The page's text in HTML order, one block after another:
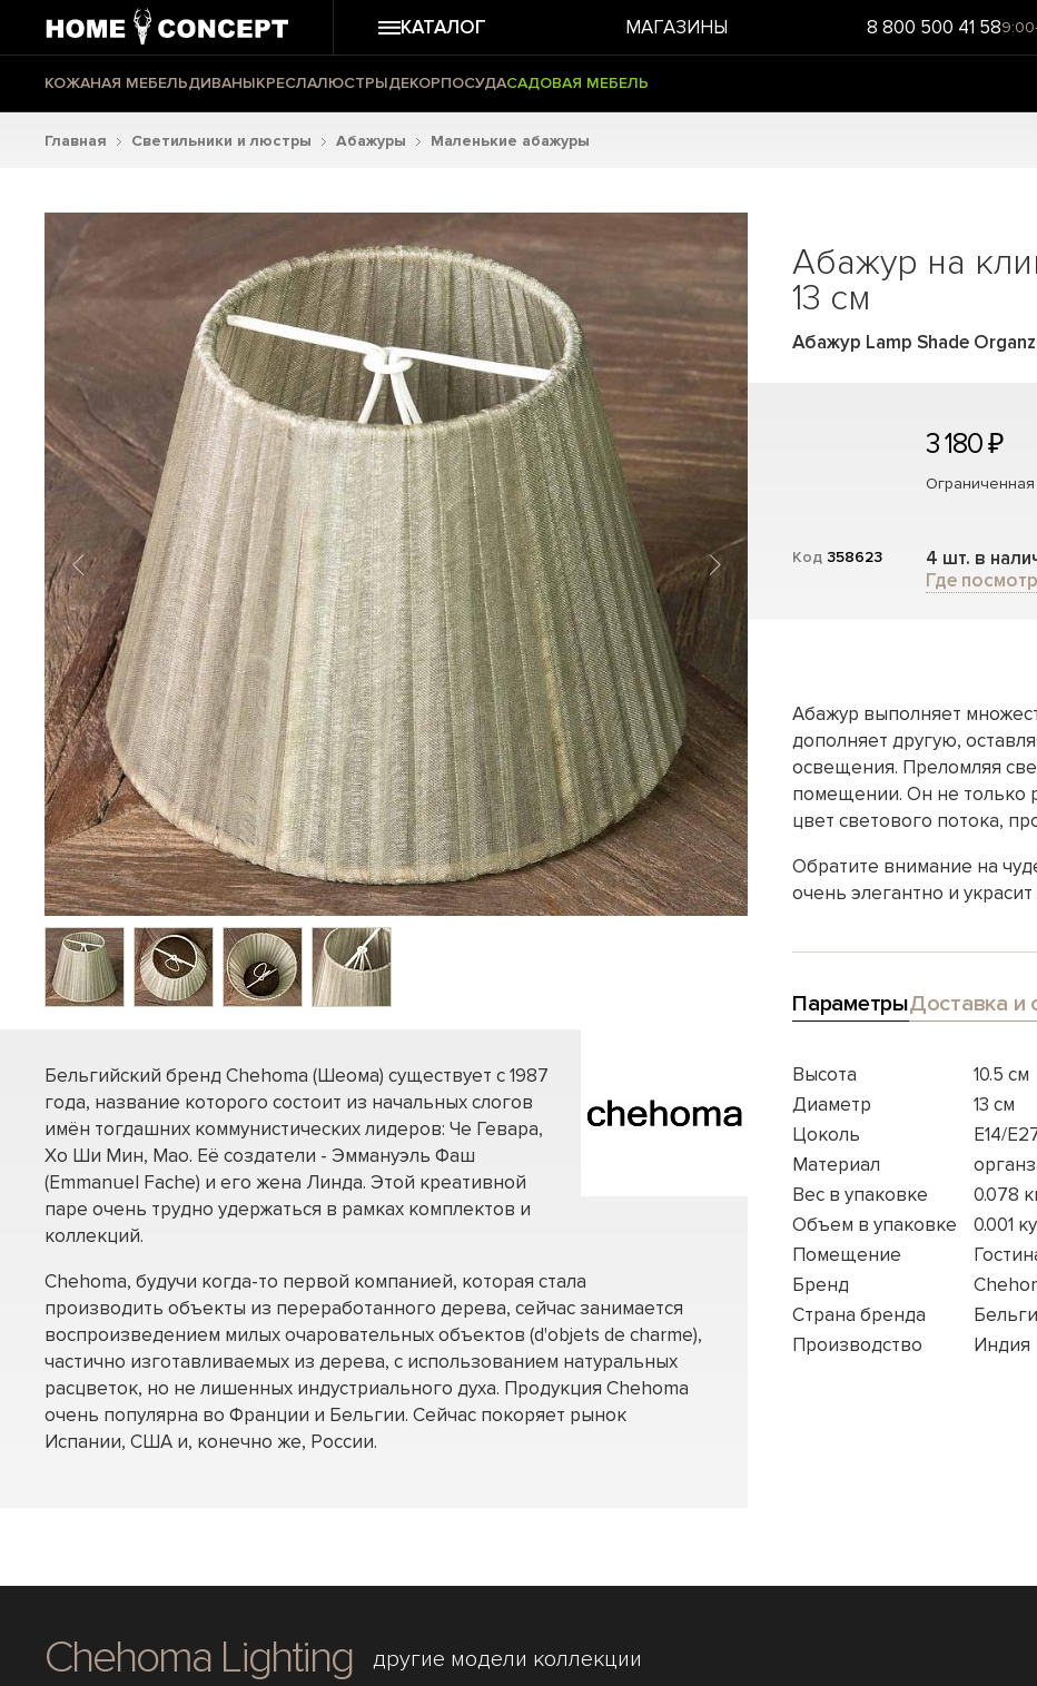
КАТАЛОГ МАГАЗИНЫ 8 800 500 41 58
КОЖАНАЯ МЕБЕЛЬДИВАНЫКРЕСЛАЛЮСТРЫДЕКОРПОСУДАСАДОВАЯ МЕБЕЛЬ
Главная Светильники и люстры Абажуры Маленькие абажуры
Бельгийский бренд Chehoma (Шеома) существует с 1987
года, название которого состоит из начальных слогов
имён тогдашних коммунистических лидеров: Че Гевара,
Хо Ши Мин, Мао. Её создатели - Эммануэль Фаш
(Emmanuel Fache) и его жена Линда. Этой креативной
паре очень трудно удержаться в рамках комплектов и
коллекций.
Chehoma, будучи когда-то первой компанией, которая стала
производить объекты из переработанного дерева, сейчас занимается
воспроизведением милых очаровательных объектов (d'objets de charme),
частично изготавливаемых из дерева, с использованием натуральных
расцветок, но не лишенных индустриального духа. Продукция Chehoma
очень популярна во Франции и Бельгии. Сейчас покоряет рынок
Испании, США и, конечно же, России.
Абажур на
13 см
Абажур Lamp Shade
Код 358623
3 180 ₽
Ограниченная
4 шт. в
Где
Абажур выполняет
дополняет другую,
освещения. Преломляя
помещении. Он не только
цвет светового потока,
Обратите внимание на
очень элегантно и
ПараметрыДоставка и
Высота
10.5 см
Диаметр
13 см
Цоколь
E14/
Материал
Вес в упаковке
0.078
Объем в упаковке
0.001
Помещение
Бренд
Страна бренда
Производство
Индия
Chehoma Lighting другие модели коллекции